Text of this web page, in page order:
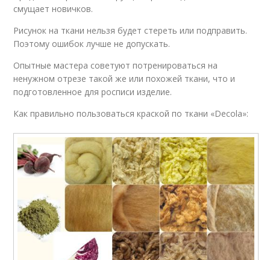
смущает новичков.
Рисунок на ткани нельзя будет стереть или подправить.
Поэтому ошибок лучше не допускать.
Опытные мастера советуют потренироваться на
ненужном отрезе такой же или похожей ткани, что и
подготовленное для росписи изделие.
Как правильно пользоваться краской по ткани «Decola»: